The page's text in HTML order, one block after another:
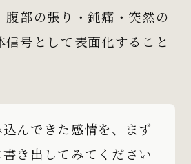
腹部の張り・鈍痛・突然の
号として表面化すること
んできた感情を、まず
き出してみてください